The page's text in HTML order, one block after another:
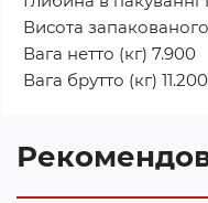
Висота
Вага нетто (кг) 7.900
Вага брутто (кг) 11.200